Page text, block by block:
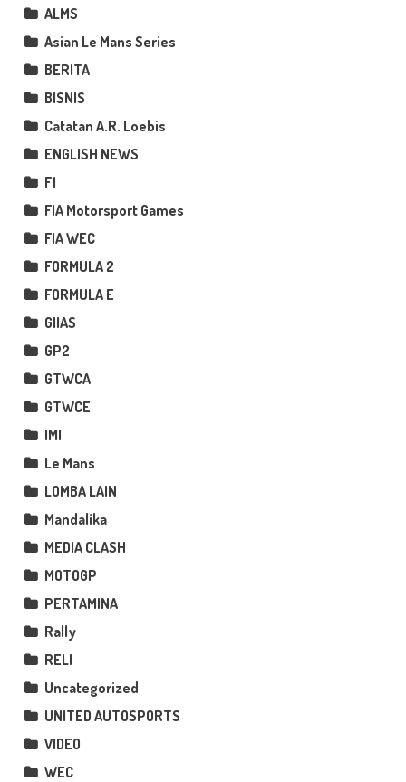
ALMS
Asian Le Mans Series
BERITA
BISNIS
Catatan A.R. Loebis
ENGLISH NEWS
F1
FIA Motorsport Games
FIA WEC
FORMULA 2
FORMULA E
GIIAS
GP2
GTWCA
GTWCE
IMI
Le Mans
LOMBA LAIN
Mandalika
MEDIA CLASH
MOTOGP
PERTAMINA
Rally
RELI
Uncategorized
UNITED AUTOSPORTS
VIDEO
WEC